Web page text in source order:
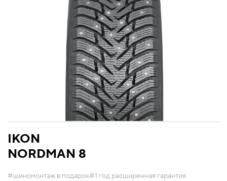
IKON
NORDMAN 8
#шиномонтаж в подарок#1 год расширенная гарантия